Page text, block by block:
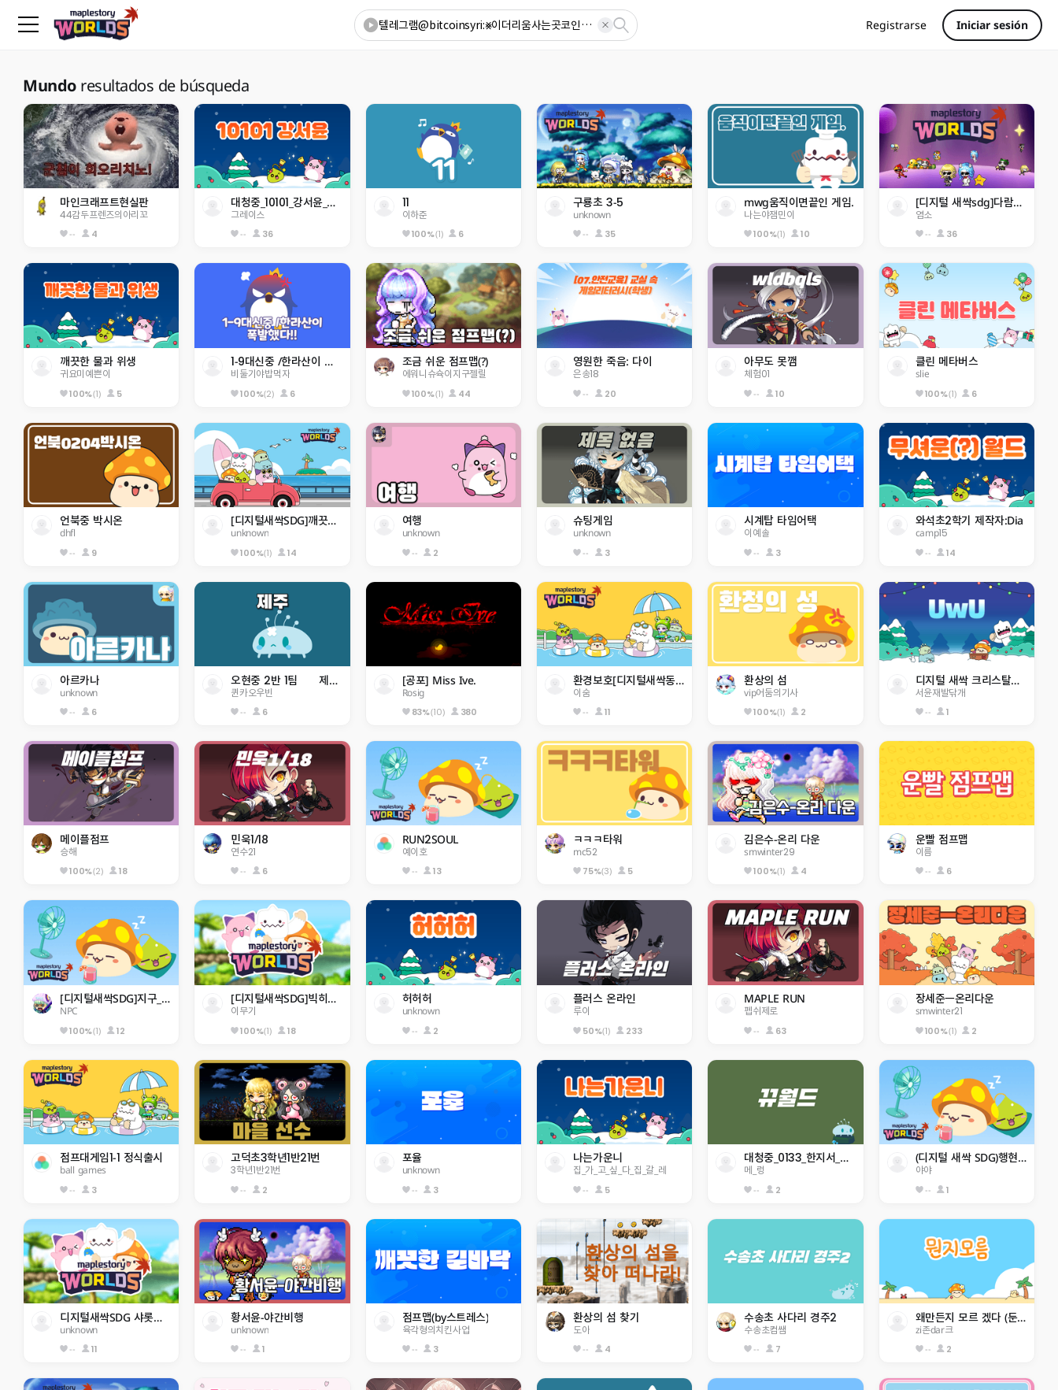
Registrarse Iniciar sesión
Mundo resultados de búsqueda
마인크래프트현실판
44감두프렌즈의아리꼬
-- 4
대청중_10101_강서윤_Grace
그레이스
-- 36
11
이하준
100%(1) 6
구룡초 3-5
unknown
-- 35
mwg움직이면끝인 게임.
나는야잼민이
100%(1) 10
[디지털 새싹sdg]다람이와 크림이월드
염소
-- 36
깨끗한 물과 위생
귀요미예쁜이
100%(1) 5
1-9대신중 /한라산이 폭발했다!!
비둘기야밥먹자
100%(2) 6
조금 쉬운 점프맵(?)
에워니슈슉이지구젤릴
100%(1) 44
영원한 죽음: 다이
은송18
-- 20
아무도 못깸
체험01
-- 10
클린 메타버스
slie
100%(1) 6
언북중 박시온
dhfl
-- 9
[디지털새싹SDG]깨끗한 물과 위생
unknown
100%(1) 14
여행
unknown
-- 2
슈팅게임
unknown
-- 3
시계탑 타임어택
이예솔
-- 3
와석초2학기 제작자:Dia
camp15
-- 14
아르카나
unknown
-- 6
오현중 2반 1팀      제주 정복
퀸카오우빈
-- 6
[공포] Miss Ive.
Rosig
83%(10) 380
환경보호[디지털새싹동홍52]
이숨
-- 11
환상의 섬
vip어둠의기사
100%(1) 2
디지털 새싹 크리스탈왕국 행복초 5-8 응애~~
서윤재발닦개
-- 1
메이플점프
승해
100%(2) 18
민욱1/18
연수21
-- 6
RUN2SOUL
예이호
-- 13
ㅋㅋㅋ타워
mc52
75%(3) 5
김은수-온리 다운
smwinter29
100%(1) 4
운빨 점프맵
이름
-- 6
[디지털새싹SDG]지구_행현초5-2
NPC
100%(1) 12
[디지털새싹SDG]빅히어로즈_제주한라대_310호_미래에서 온 점프맵
이무기
100%(1) 18
허허허
unknown
-- 2
플러스 온라인
루이
50%(1) 233
MAPLE RUN
펩쉬제로
-- 63
장세준ㅡ온리다운
smwinter21
100%(1) 2
점프대게임1-1 정식출시
ball games
-- 3
고덕초3학년1반21번
3학년1반21번
-- 2
포율
unknown
-- 3
나는가운니
집_가_고_싶_다_집_갈_레
-- 5
대청중_0133_한지서_메타버스 점프맵
메_렁
-- 2
(디지털 새싹 SDG)행현초 5-3 야야 -생태계 보호-
야야
-- 1
디지털새싹SDG 샤롯데6기 지구 구하기
unknown
-- 11
황서윤-야간비행
unknown
-- 1
점프맵(by스트레스)
육각형의치킨사업
-- 3
환상의 섬 찾기
도아
-- 4
수송초 사다리 경주2
수송초컴쌤
-- 7
왜만든지 모르 겠다 (둔전초)
zi존dar크
-- 2